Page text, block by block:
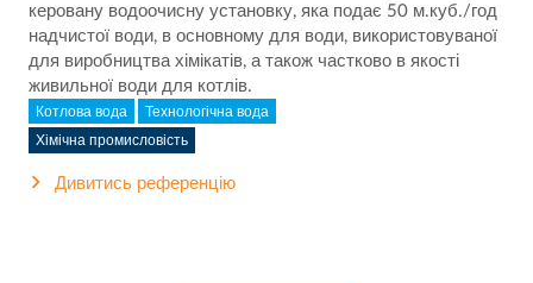
керовану водоочисну установку, яка подає 50 м.куб./год
надчистої води, в основному для води, використовуваної
для виробництва хімікатів, а також частково в якості
живильної води для котлів.
Котлова вода Технологічна вода
Хімічна промисловість
Дивитись референцію